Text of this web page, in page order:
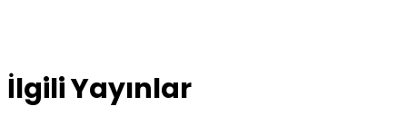
İlgili Yayınlar